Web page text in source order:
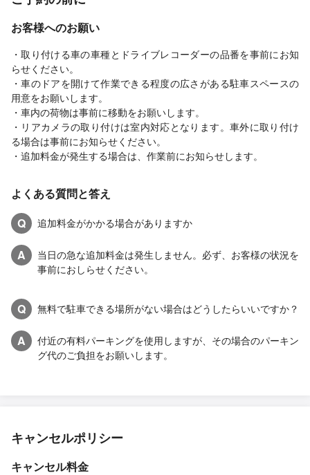
お客様へのお願い
・取り付ける車の車種とドライブレコーダーの品番を事前にお知
らせください。
・車のドアを開けて作業できる程度の広さがある駐車スペースの
用意をお願いします。
・車内の荷物は事前に移動をお願いします。
・リアカメラの取り付けは室内対応となります。車外に取り付け
る場合は事前にお知らせください。
・追加料金が発生する場合は、作業前にお知らせします。
よくある質問と答え
Q
追加料金がかかる場合がありますか
A
当日の急な追加料金は発生しません。必ず、お客様の状況を
事前におしらせください。
Q 無料で駐車できる場所がない場合はどうしたらいいですか？
A
付近の有料パーキングを使用しますが、その場合のパーキン
グ代のご負担をお願いします。
キャンセルポリシー
キャンセル料金